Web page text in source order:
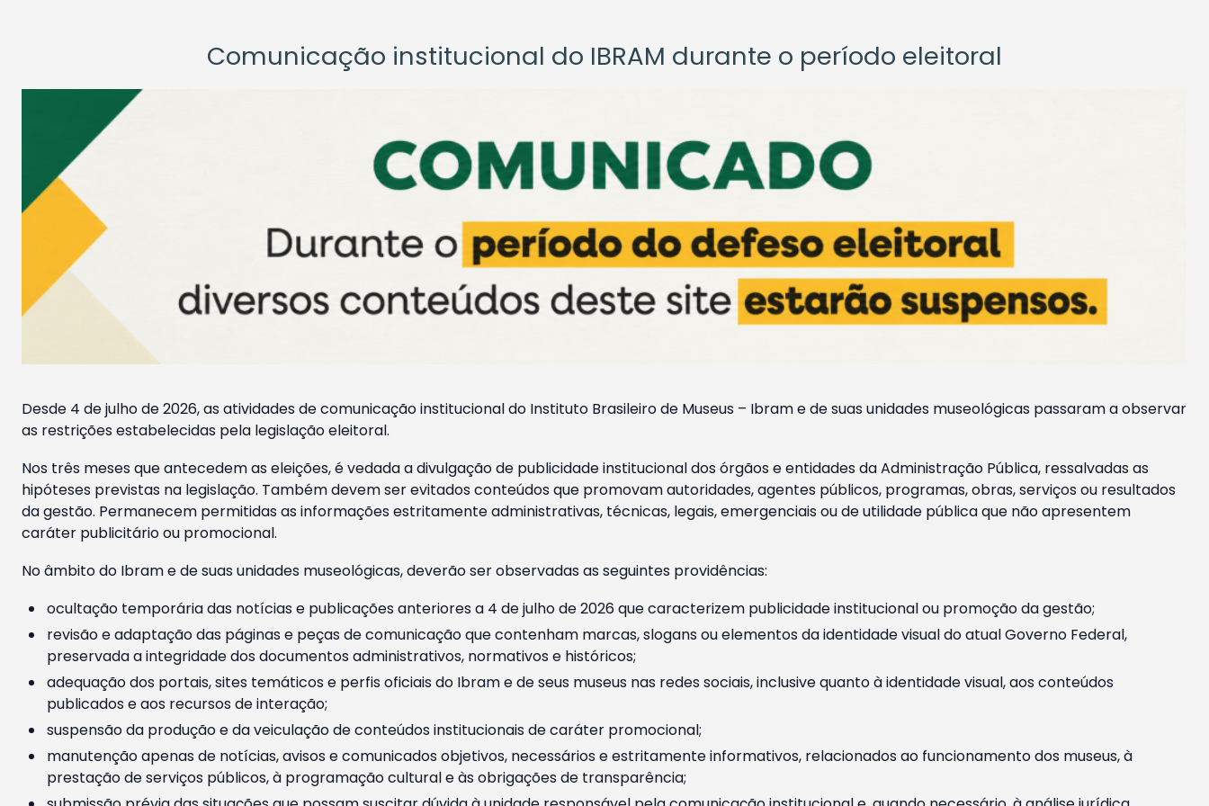
Comunicação institucional do IBRAM durante o período eleitoral
Desde 4 de julho de 2026, as atividades de comunicação institucional do Instituto Brasileiro de Museus – Ibram e de suas unidades museológicas passaram a observar
as restrições estabelecidas pela legislação eleitoral.
Nos três meses que antecedem as eleições, é vedada a divulgação de publicidade institucional dos órgãos e entidades da Administração Pública, ressalvadas as
hipóteses previstas na legislação. Também devem ser evitados conteúdos que promovam autoridades, agentes públicos, programas, obras, serviços ou resultados
da gestão. Permanecem permitidas as informações estritamente administrativas, técnicas, legais, emergenciais ou de utilidade pública que não apresentem
caráter publicitário ou promocional.
No âmbito do Ibram e de suas unidades museológicas, deverão ser observadas as seguintes providências:
ocultação temporária das notícias e publicações anteriores a 4 de julho de 2026 que caracterizem publicidade institucional ou promoção da gestão;
revisão e adaptação das páginas e peças de comunicação que contenham marcas, slogans ou elementos da identidade visual do atual Governo Federal,
preservada a integridade dos documentos administrativos, normativos e históricos;
adequação dos portais, sites temáticos e perfis oficiais do Ibram e de seus museus nas redes sociais, inclusive quanto à identidade visual, aos conteúdos
publicados e aos recursos de interação;
suspensão da produção e da veiculação de conteúdos institucionais de caráter promocional;
manutenção apenas de notícias, avisos e comunicados objetivos, necessários e estritamente informativos, relacionados ao funcionamento dos museus, à
prestação de serviços públicos, à programação cultural e às obrigações de transparência;